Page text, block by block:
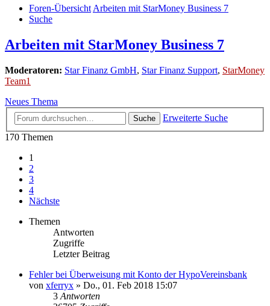
Foren-ÜbersichtArbeiten mit StarMoney Business 7
Suche
Arbeiten mit StarMoney Business 7
Moderatoren: Star Finanz GmbH, Star Finanz Support, StarMoney
Team1
Neues Thema
Suche
Erweiterte Suche
170 Themen
1
2
3
4
Nächste
Themen
Antworten
Zugriffe
Letzter Beitrag
Fehler bei Überweisung mit Konto der HypoVereinsbank
von xferryx » Do., 01. Feb 2018 15:07
3 Antworten